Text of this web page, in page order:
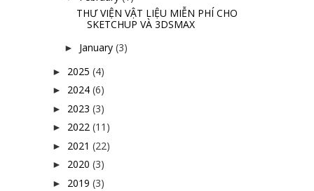
THƯ VIỆN VẬT LIỆU MIỄN PHÍ CHO
SKETCHUP VÀ 3DSMAX
► January (3)
► 2025 (4)
► 2024 (6)
► 2023 (3)
► 2022 (11)
► 2021 (22)
► 2020 (3)
► 2019 (3)